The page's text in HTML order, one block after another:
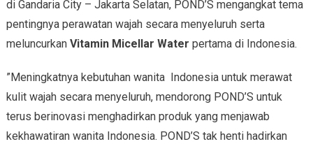
di Gandaria City – Jakarta Selatan, POND’S mengangkat tema
pentingnya perawatan wajah secara menyeluruh serta
meluncurkan Vitamin Micellar Water pertama di Indonesia.
”Meningkatnya kebutuhan wanita Indonesia untuk merawat
kulit wajah secara menyeluruh, mendorong POND’S untuk
terus berinovasi menghadirkan produk yang menjawab
kekhawatiran wanita Indonesia. POND’S tak henti hadirkan